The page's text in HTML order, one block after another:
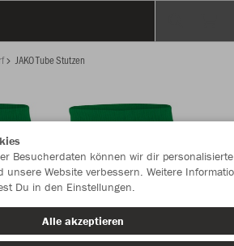
JAKO Tube Stutzen
Besucherdaten können wir dir personalisierte
unsere Website verbessern. Weitere
Du in den Einstellungen.
Alle akzeptieren